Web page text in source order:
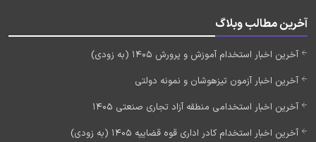
آخرین مطالب وبلاگ
آخرین اخبار استخدام آموزش و پرورش 1405 (به زودی)
آخرین اخبار آزمون تیزهوشان و نمونه دولتی
آخرین اخبار استخدامی منطقه آزاد تجاری صنعتی 1405
آخرین اخبار استخدام کادر اداری قوه قضاییه 1405 (به زودی)